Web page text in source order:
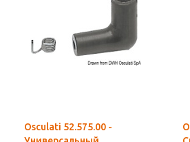
Osculati 52.575.00 -